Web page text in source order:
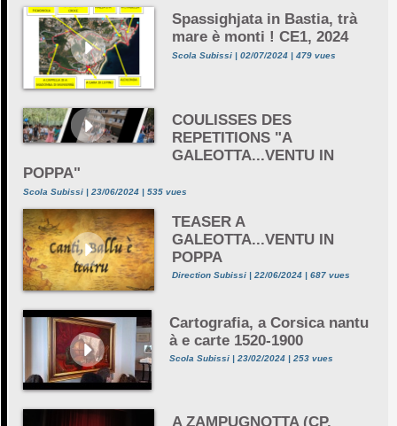
Spassighjata in Bastia, trà
mare è monti ! CE1, 2024
Scola Subissi | 02/07/2024 | 479 vues
COULISSES DES
REPETITIONS "A
GALEOTTA...VENTU IN
POPPA"
Scola Subissi | 23/06/2024 | 535 vues
TEASER A
GALEOTTA...VENTU IN
POPPA
Direction Subissi | 22/06/2024 | 687 vues
Cartografia, a Corsica nantu
à e carte 1520-1900
Scola Subissi | 23/02/2024 | 253 vues
A ZAMPUGNOTTA (CP,